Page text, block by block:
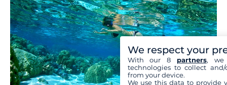
We respect your
With our 8 partners, we
technologies to collect
from your device.
We use this data to provide